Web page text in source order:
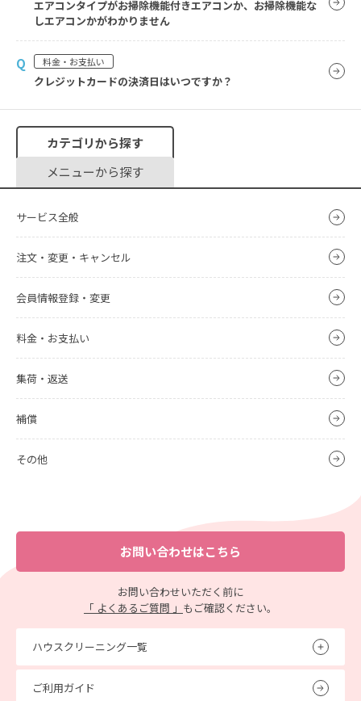
エアコンタイプがお掃除機能付きエアコンか、お掃除機能な
しエアコンかがわかりません
Q 料金・お支払い
クレジットカードの決済日はいつですか？
カテゴリから探す
メニューから探す
サービス全般
注文・変更・キャンセル
会員情報登録・変更
料金・お支払い
集荷・返送
補償
その他
お問い合わせはこちら
お問い合わせいただく前に
「 よくあるご質問 」 もご確認ください。
ハウスクリーニング一覧
ご利用ガイド